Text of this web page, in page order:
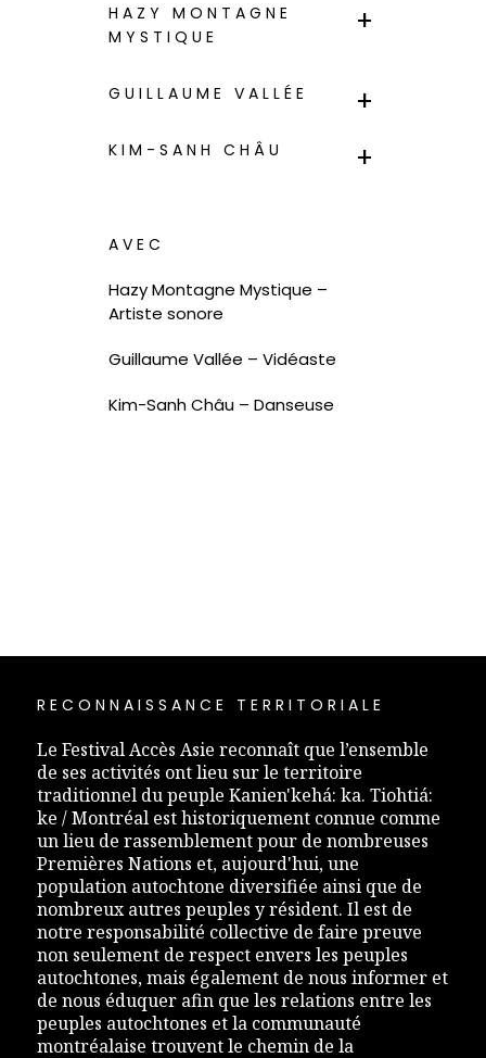
HAZY MONTAGNE
MYSTIQUE
GUILLAUME VALLÉE
KIM-SANH CHÂU
AVEC
Hazy Montagne Mystique –
Artiste sonore
Guillaume Vallée – Vidéaste
Kim-Sanh Châu – Danseuse
RECONNAISSANCE TERRITORIALE
Le Festival Accès Asie reconnaît que l’ensemble
de ses activités ont lieu sur le territoire
traditionnel du peuple Kanien'kehá: ka. Tiohtiá:
ke / Montréal est historiquement connue comme
un lieu de rassemblement pour de nombreuses
Premières Nations et, aujourd'hui, une
population autochtone diversifiée ainsi que de
nombreux autres peuples y résident. Il est de
notre responsabilité collective de faire preuve
non seulement de respect envers les peuples
autochtones, mais également de nous informer et
de nous éduquer afin que les relations entre les
peuples autochtones et la communauté
montréalaise trouvent le chemin de la